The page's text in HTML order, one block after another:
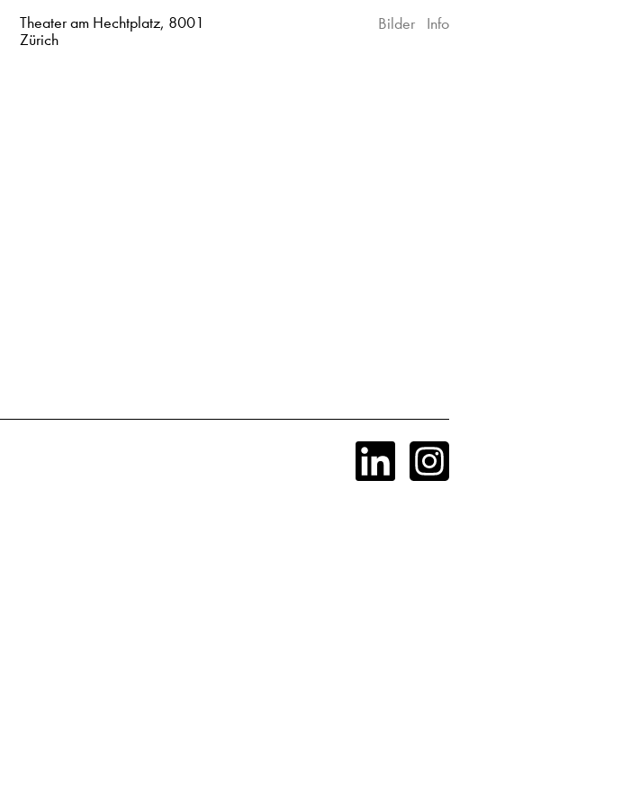
Theater am Hechtplatz, 8001
Zürich
Bilder Info